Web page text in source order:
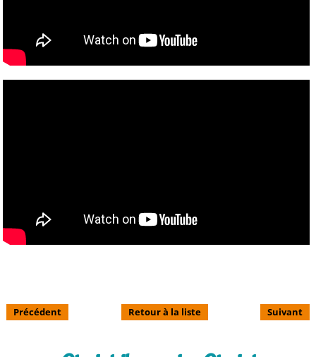
Précédent Retour à la liste Suivant